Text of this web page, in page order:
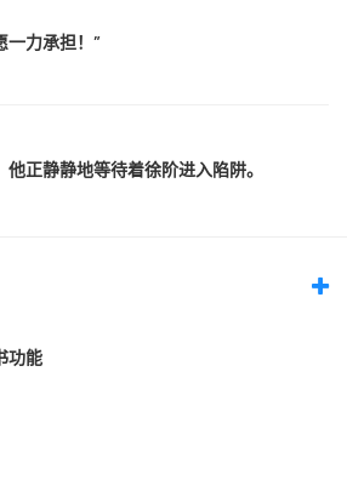
一力承担！”
正静静地等待着徐阶进入陷阱。
功能